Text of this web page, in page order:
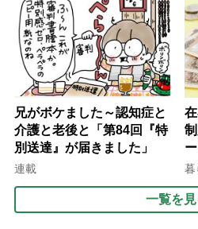
て現在は？
兄がボケました～認知症と
介護と老後と「第84回『特
別送達』が届きました」
連載 暮
一覧を見